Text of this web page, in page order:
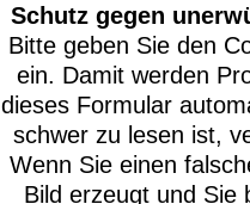
Schutz gegen
Bitte geben Sie den
ein. Damit werden
dieses Formular
schwer zu lesen ist,
Wenn Sie einen
Bild erzeugt und Sie